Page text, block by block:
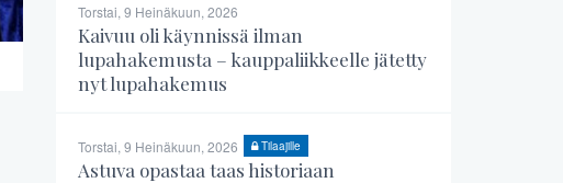
Torstai, 9 Heinäkuun, 2026
Kaivuu oli käynnissä ilman
lupahakemusta – kauppaliikkeelle jätetty
nyt lupahakemus
Torstai, 9 Heinäkuun, 2026 Tilaajille
Astuva opastaa taas historiaan